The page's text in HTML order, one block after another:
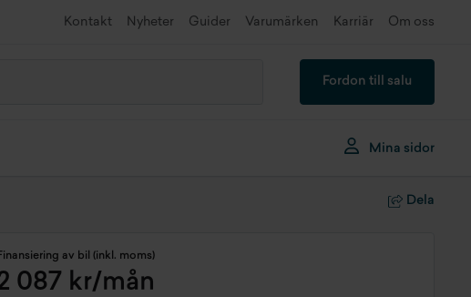
Kontakt Nyheter Guider Varumärken Karriär Om oss
Fordon till salu
Mina sidor
Dela
av bil (inkl. moms)
087 kr/mån